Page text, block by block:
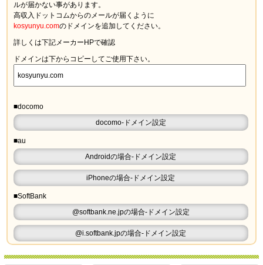
ルが届かない事があります。
高収入ドットコムからのメールが届くように
kosyunyu.comのドメインを追加してください。
詳しくは下記メーカーHPで確認
ドメインは下からコピーしてご使用下さい。
■docomo
docomo-ドメイン設定
■au
Androidの場合-ドメイン設定
iPhoneの場合-ドメイン設定
■SoftBank
@softbank.ne.jpの場合-ドメイン設定
@i.softbank.jpの場合-ドメイン設定